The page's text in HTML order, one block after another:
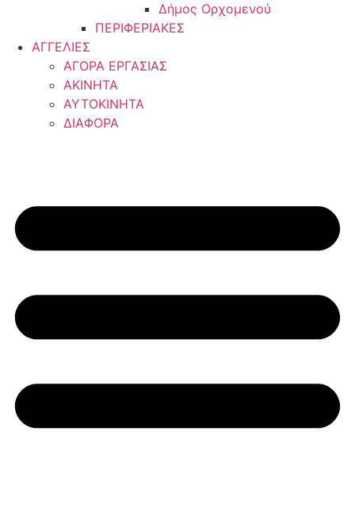
Δήμος Ορχομενού
ΠΕΡΙΦΕΡΙΑΚΕΣ
ΑΓΓΕΛΙΕΣ
ΑΓΟΡΑ ΕΡΓΑΣΙΑΣ
ΑΚΙΝΗΤΑ
ΑΥΤΟΚΙΝΗΤΑ
ΔΙΑΦΟΡΑ